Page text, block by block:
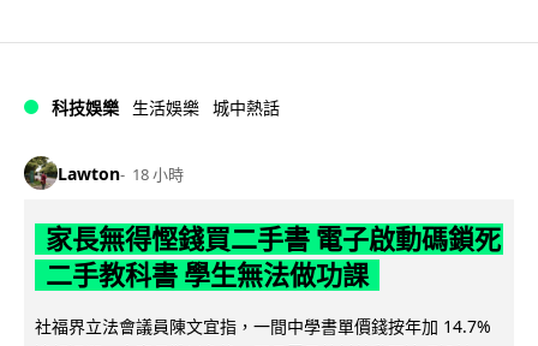
科技娛樂 生活娛樂 城中熱話
Lawton 18 小時
家長無得慳錢買二手書 電子啟動碼鎖死
二手教科書 學生無法做功課
社福界立法會議員陳文宜指，一間中學書單價錢按年加 14.7%